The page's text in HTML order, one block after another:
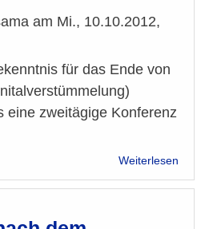
am Mi., 10.10.2012,
für das Ende von
eine zweitägige Konferenz
Weiterlesen